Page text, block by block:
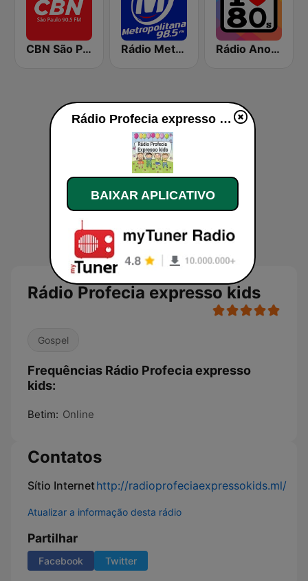
CBN São Paulo Rádio Metropolitana 98.5 FM Rádio Anos 80
Rádio Profecia expresso kids
Gospel
Frequências Rádio Profecia expresso
kids:
Betim: Online
Contatos
Sítio Internethttp://radioprofeciaexpressokids.ml/
Atualizar a informação desta rádio
Partilhar
Facebook Twitter
Rádio Profecia expresso kids ao vivo
BAIXAR APLICATIVO